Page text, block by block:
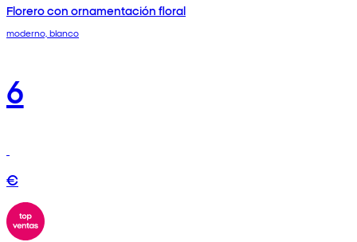
Florero con ornamentación floral
moderno, blanco
6
€